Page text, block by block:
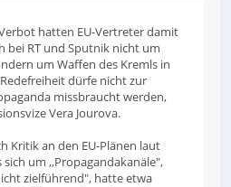
hatten EU-Vertreter damit
bei RT und Sputnik nicht um
um Waffen des Kremls in
dürfe nicht zur
missbraucht werden,
Vera Jourova.
Kritik an den EU-Plänen laut
um ,,Propagandakanäle",
zielführend", hatte etwa